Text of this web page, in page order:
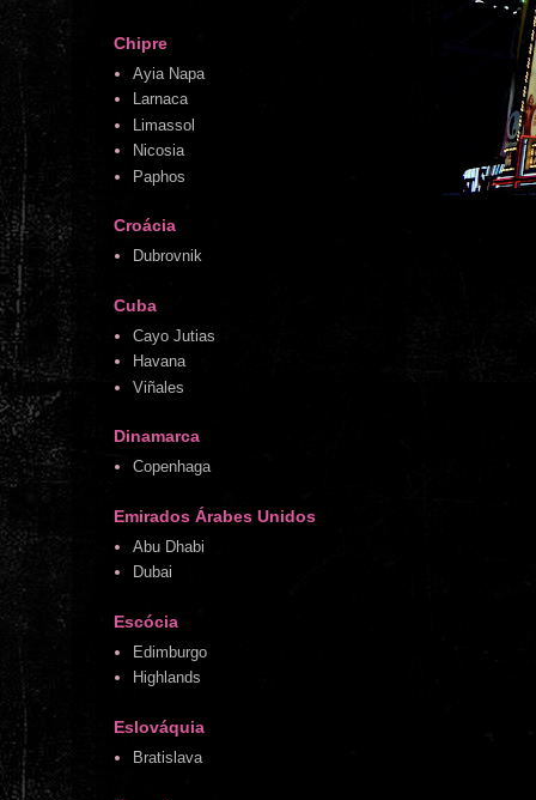
Chipre
Ayia Napa
Larnaca
Limassol
Nicosia
Paphos
Croácia
Dubrovnik
Cuba
Cayo Jutias
Havana
Viñales
Dinamarca
Copenhaga
Emirados Árabes Unidos
Abu Dhabi
Dubai
Escócia
Edimburgo
Highlands
Eslováquia
Bratislava